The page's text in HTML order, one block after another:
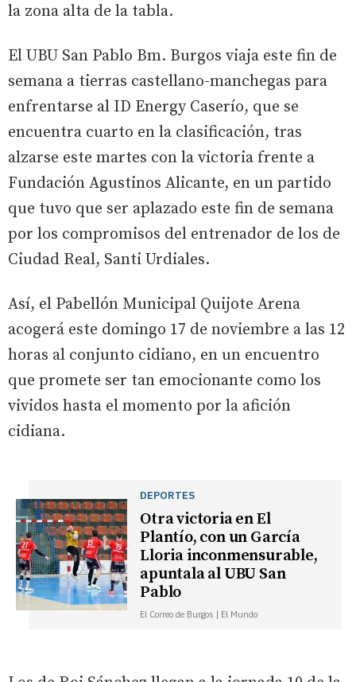
la zona alta de la tabla.
El UBU San Pablo Bm. Burgos viaja este fin de
semana a tierras castellano-manchegas para
enfrentarse al ID Energy Caserío, que se
encuentra cuarto en la clasificación, tras
alzarse este martes con la victoria frente a
Fundación Agustinos Alicante, en un partido
que tuvo que ser aplazado este fin de semana
por los compromisos del entrenador de los de
Ciudad Real, Santi Urdiales.
Así, el Pabellón Municipal Quijote Arena
acogerá este domingo 17 de noviembre a las 12
horas al conjunto cidiano, en un encuentro
que promete ser tan emocionante como los
vividos hasta el momento por la afición
cidiana.
DEPORTES
Otra victoria en El
Plantío, con un García
Lloria inconmensurable,
apuntala al UBU San
Pablo
El Correo de Burgos | El Mundo